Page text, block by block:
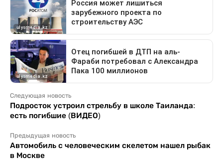
Следующая новость
Подросток устроил стрельбу в школе Таиланда:
есть погибшие (ВИДЕО)
Предыдущая новость
Автомобиль с человеческим скелетом нашел рыбак
в Москве